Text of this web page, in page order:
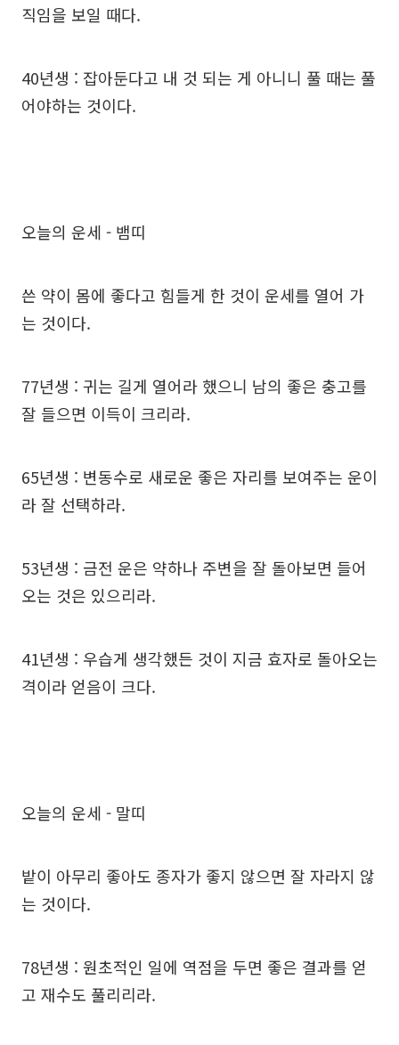
직임을 보일 때다.
40년생 : 잡아둔다고 내 것 되는 게 아니니 풀 때는 풀
어야하는 것이다.
오늘의 운세 - 뱀띠
쓴 약이 몸에 좋다고 힘들게 한 것이 운세를 열어 가
는 것이다.
77년생 : 귀는 길게 열어라 했으니 남의 좋은 충고를
잘 들으면 이득이 크리라.
65년생 : 변동수로 새로운 좋은 자리를 보여주는 운이
라 잘 선택하라.
53년생 : 금전 운은 약하나 주변을 잘 돌아보면 들어
오는 것은 있으리라.
41년생 : 우습게 생각했든 것이 지금 효자로 돌아오는
격이라 얻음이 크다.
오늘의 운세 - 말띠
밭이 아무리 좋아도 종자가 좋지 않으면 잘 자라지 않
는 것이다.
78년생 : 원초적인 일에 역점을 두면 좋은 결과를 얻
고 재수도 풀리리라.